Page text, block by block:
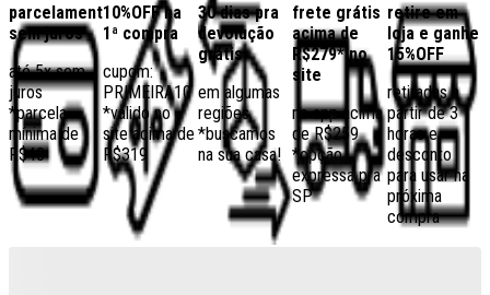
parcelamento
sem juros
até 5x sem
juros
*parcela
mínima de
R$40
10%OFF na
1ª compra
cupom:
PRIMEIRA10
*válido no
site acima de
R$319
30 dias pra
devolução
grátis
em algumas
regiões,
*buscamos
na sua casa!
frete grátis
acima de
R$279* no
site
no app acima
de R$259
*opção
expressa pra
SP
retire em
loja e ganhe
15%OFF
retiradas a
partir de 3
horas e
desconto
para usar na
próxima
compra